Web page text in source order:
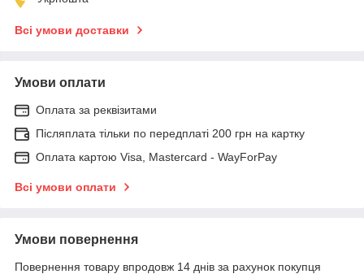
Всі умови доставки
Умови оплати
Оплата за реквізитами
Післяплата тільки по передплаті 200 грн на картку
Оплата картою Visa, Mastercard - WayForPay
Всі умови оплати
Умови повернення
Повернення товару впродовж 14 днів за рахунок покупця